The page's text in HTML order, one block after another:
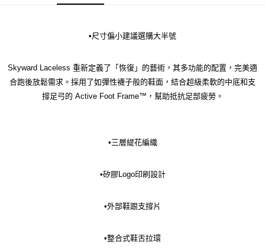
•尺寸偏小建議選購大半號
Skyward Laceless 重新定義了「恢復」的藝術，其多功能的配置，完美適
合跑後放鬆需求。採用了如彈性襪子般的鞋面，結合超級柔軟的中底和支
撐足弓的 Active Foot Frame™，幫助抵抗足部疲勞。
•三層緹花編織
•矽膠Logo印刷設計
•外部鞋跟支撐片
•整合式鞋舌拉環